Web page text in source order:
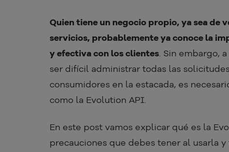
Quien tiene un negocio propio, ya sea de
servicios, probablemente ya conoce la
y efectiva con los clientes. Sin embargo,
ser difícil administrar todas las
consumidores en la estacada, es
como la Evolution API.
En este post vamos explicar qué es la
precauciones que debes tener al usarla